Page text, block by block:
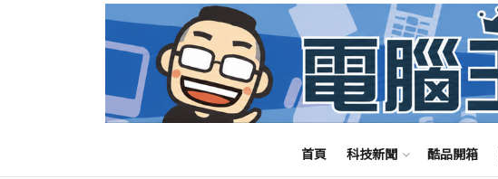
首頁 科技新聞 酷品開箱